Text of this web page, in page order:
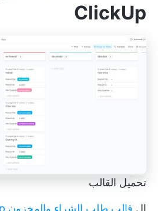
ClickUp
تحميل القالب
ال قالب طلب الشراء والمخزون ClickUp